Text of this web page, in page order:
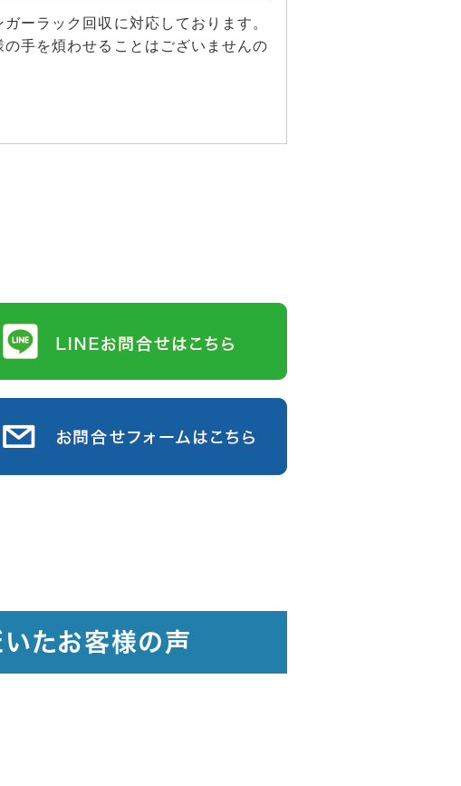
ーラック回収に対応しております。
手を煩わせることはございませんの
たお客様の声